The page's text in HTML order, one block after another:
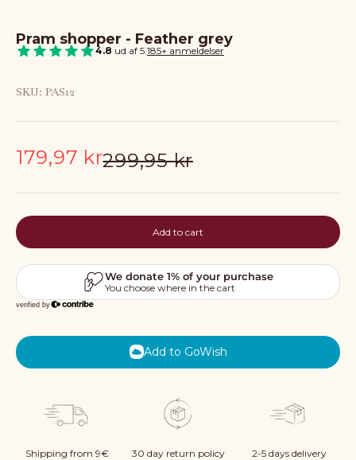
Pram shopper - Feather grey
4.8 ud af 5|185+ anmeldelser
SKU: PAS12
Sale price
179,97 krRegular price
299,95 kr
Add to cart
Add to GoWish
Shipping from 9€ 30 day return policy 2-5 days delivery